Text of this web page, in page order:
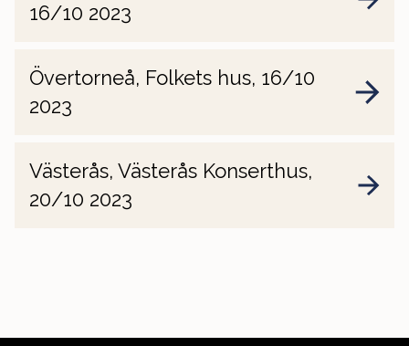
16/10 2023
Övertorneå, Folkets hus, 16/10
2023
Västerås, Västerås Konserthus,
20/10 2023